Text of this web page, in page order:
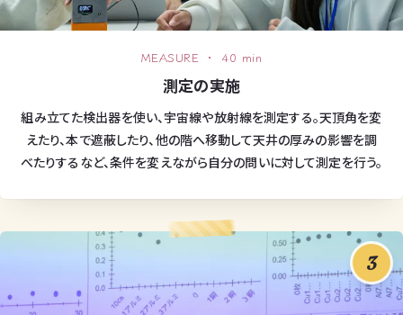
MEASURE ・ 40 min
測定の実施
組み立てた検出器を使い、宇宙線や放射線を測定する。天頂角を変
えたり、本で遮蔽したり、他の階へ移動して天井の厚みの影響を調
べたりするなど、条件を変えながら自分の問いに対して測定を行う。
3